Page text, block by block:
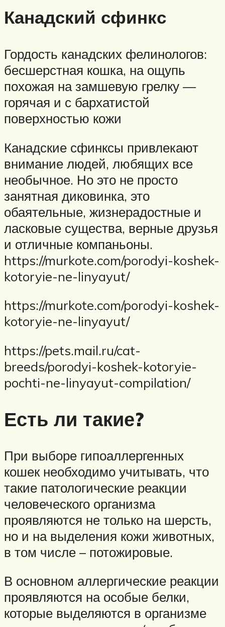
Канадский сфинкс
Гордость канадских фелинологов:
бесшерстная кошка, на ощупь
похожая на замшевую грелку —
горячая и с бархатистой
поверхностью кожи
Канадские сфинксы привлекают
внимание людей, любящих все
необычное. Но это не просто
занятная диковинка, это
обаятельные, жизнерадостные и
ласковые существа, верные друзья
и отличные компаньоны.
https://murkote.com/porodyi-koshek-
kotoryie-ne-linyayut/
https://murkote.com/porodyi-koshek-
kotoryie-ne-linyayut/
https://pets.mail.ru/cat-
breeds/porodyi-koshek-kotoryie-
pochti-ne-linyayut-compilation/
Есть ли такие?
При выборе гипоаллергенных
кошек необходимо учитывать, что
такие патологические реакции
человеческого организма
проявляются не только на шерсть,
но и на выделения кожи животных,
в том числе – потожировые.
В основном аллергические реакции
проявляются на особые белки,
которые выделяются в организме